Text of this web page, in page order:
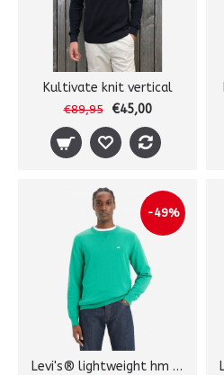
Kultivate knit vertical
€89,95 €45,00
-49%
Levi's® lightweight hm sweater